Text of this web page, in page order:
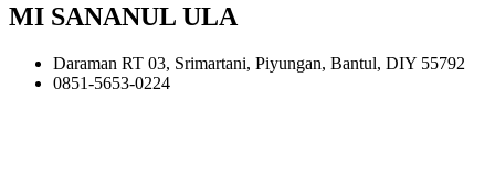
MI SANANUL ULA
Daraman RT 03, Srimartani, Piyungan, Bantul, DIY 55792
0851-5653-0224